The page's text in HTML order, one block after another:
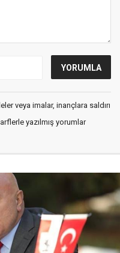
veya imalar, inançlara saldırı
yazılmış yorumlar